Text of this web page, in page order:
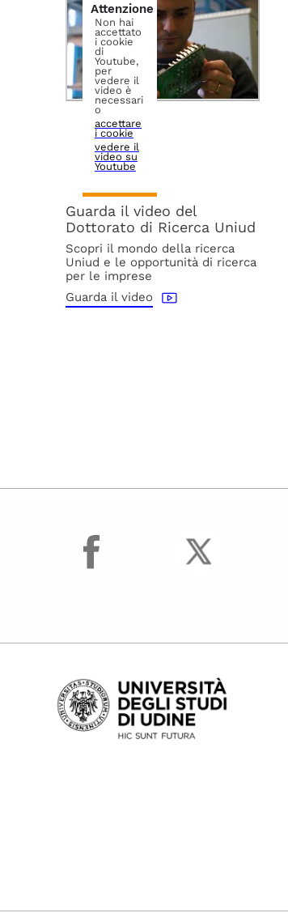
Attenzione
Non hai
accettato
i cookie
di
Youtube,
per
vedere il
video è
necessari
o
accettare
i cookie
vedere il
video su
Youtube
Guarda il video del
Dottorato di Ricerca Uniud
Scopri il mondo della ricerca
Uniud e le opportunità di ricerca
per le imprese
Guarda il video
facebook